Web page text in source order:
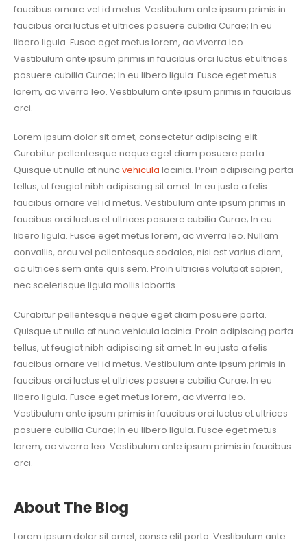
faucibus ornare vel id metus. Vestibulum ante ipsum primis in
faucibus orci luctus et ultrices posuere cubilia Curae; In eu
libero ligula. Fusce eget metus lorem, ac viverra leo.
Vestibulum ante ipsum primis in faucibus orci luctus et ultrices
posuere cubilia Curae; In eu libero ligula. Fusce eget metus
lorem, ac viverra leo. Vestibulum ante ipsum primis in faucibus
orci.
Lorem ipsum dolor sit amet, consectetur adipiscing elit.
Curabitur pellentesque neque eget diam posuere porta.
Quisque ut nulla at nuncvehicula lacinia. Proin adipiscing porta
tellus, ut feugiat nibh adipiscing sit amet. In eu justo a felis
faucibus ornare vel id metus. Vestibulum ante ipsum primis in
faucibus orci luctus et ultrices posuere cubilia Curae; In eu
libero ligula. Fusce eget metus lorem, ac viverra leo. Nullam
convallis, arcu vel pellentesque sodales, nisi est varius diam,
ac ultrices sem ante quis sem. Proin ultricies volutpat sapien,
nec scelerisque ligula mollis lobortis.
Curabitur pellentesque neque eget diam posuere porta.
Quisque ut nulla at nunc vehicula lacinia. Proin adipiscing porta
tellus, ut feugiat nibh adipiscing sit amet. In eu justo a felis
faucibus ornare vel id metus. Vestibulum ante ipsum primis in
faucibus orci luctus et ultrices posuere cubilia Curae; In eu
libero ligula. Fusce eget metus lorem, ac viverra leo.
Vestibulum ante ipsum primis in faucibus orci luctus et ultrices
posuere cubilia Curae; In eu libero ligula. Fusce eget metus
lorem, ac viverra leo. Vestibulum ante ipsum primis in faucibus
orci.
About The Blog
Lorem ipsum dolor sit amet, conse elit porta. Vestibulum ante